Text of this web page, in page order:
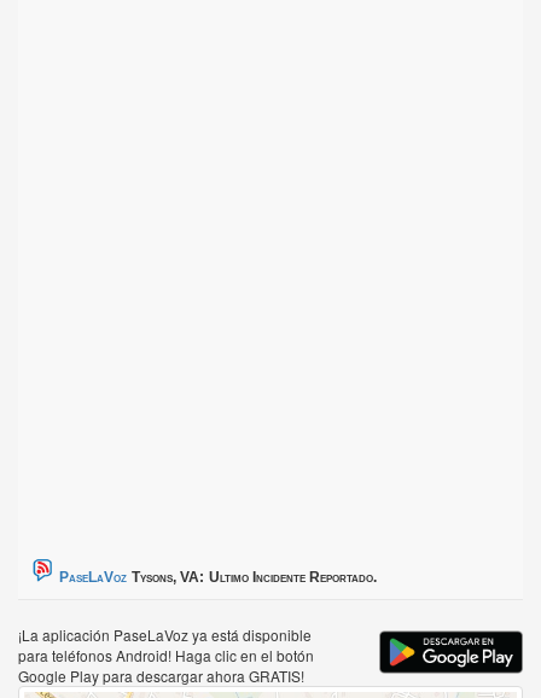
PaseLaVoz Tysons, VA: Ultimo Incidente Reportado.
¡La aplicación PaseLaVoz ya está disponible
para teléfonos Android! Haga clic en el botón
Google Play para descargar ahora GRATIS!